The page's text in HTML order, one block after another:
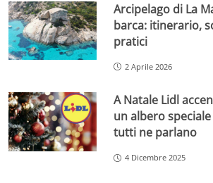
Arcipelago di La
barca: itinerario,
pratici
2 Aprile 2026
A Natale Lidl
un albero
tutti ne parlano
4 Dicembre 2025